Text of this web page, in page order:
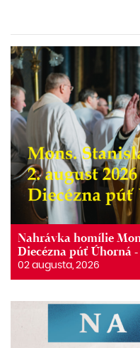
Nahrávka homílie
Diecézna púť Úhorná
02 augusta, 2026